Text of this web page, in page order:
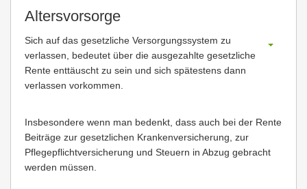
Altersvorsorge
Sich auf das gesetzliche Versorgungssystem zu
verlassen, bedeutet über die ausgezahlte gesetzliche
Rente enttäuscht zu sein und sich spätestens dann
verlassen vorkommen.
Insbesondere wenn man bedenkt, dass auch bei der Rente
Beiträge zur gesetzlichen Krankenversicherung, zur
Pflegepflichtversicherung und Steuern in Abzug gebracht
werden müssen.